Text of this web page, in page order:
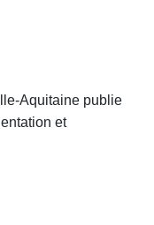
Aquitaine publie
et